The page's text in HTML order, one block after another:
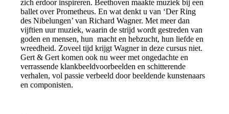
zich erdoor inspireren. Beethoven maakte muziek bij een
ballet over Prometheus. En wat denkt u van ‘Der Ring
des Nibelungen’ van Richard Wagner. Met meer dan
vijftien uur muziek, waarin de strijd wordt gestreden van
goden en mensen, hun macht en hebzucht, hun liefde en
wreedheid. Zoveel tijd krijgt Wagner in deze cursus niet.
Gert & Gert komen ook nu weer met ongedachte en
verrassende klankbeeldvoorbeelden en schitterende
verhalen, vol passie verbeeld door beeldende kunstenaars
en componisten.